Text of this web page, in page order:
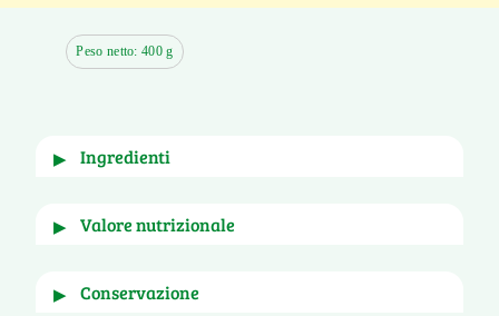
Peso netto: 400 g
ingredienti
▶
valore nutrizionale
▶
conservazione
▶